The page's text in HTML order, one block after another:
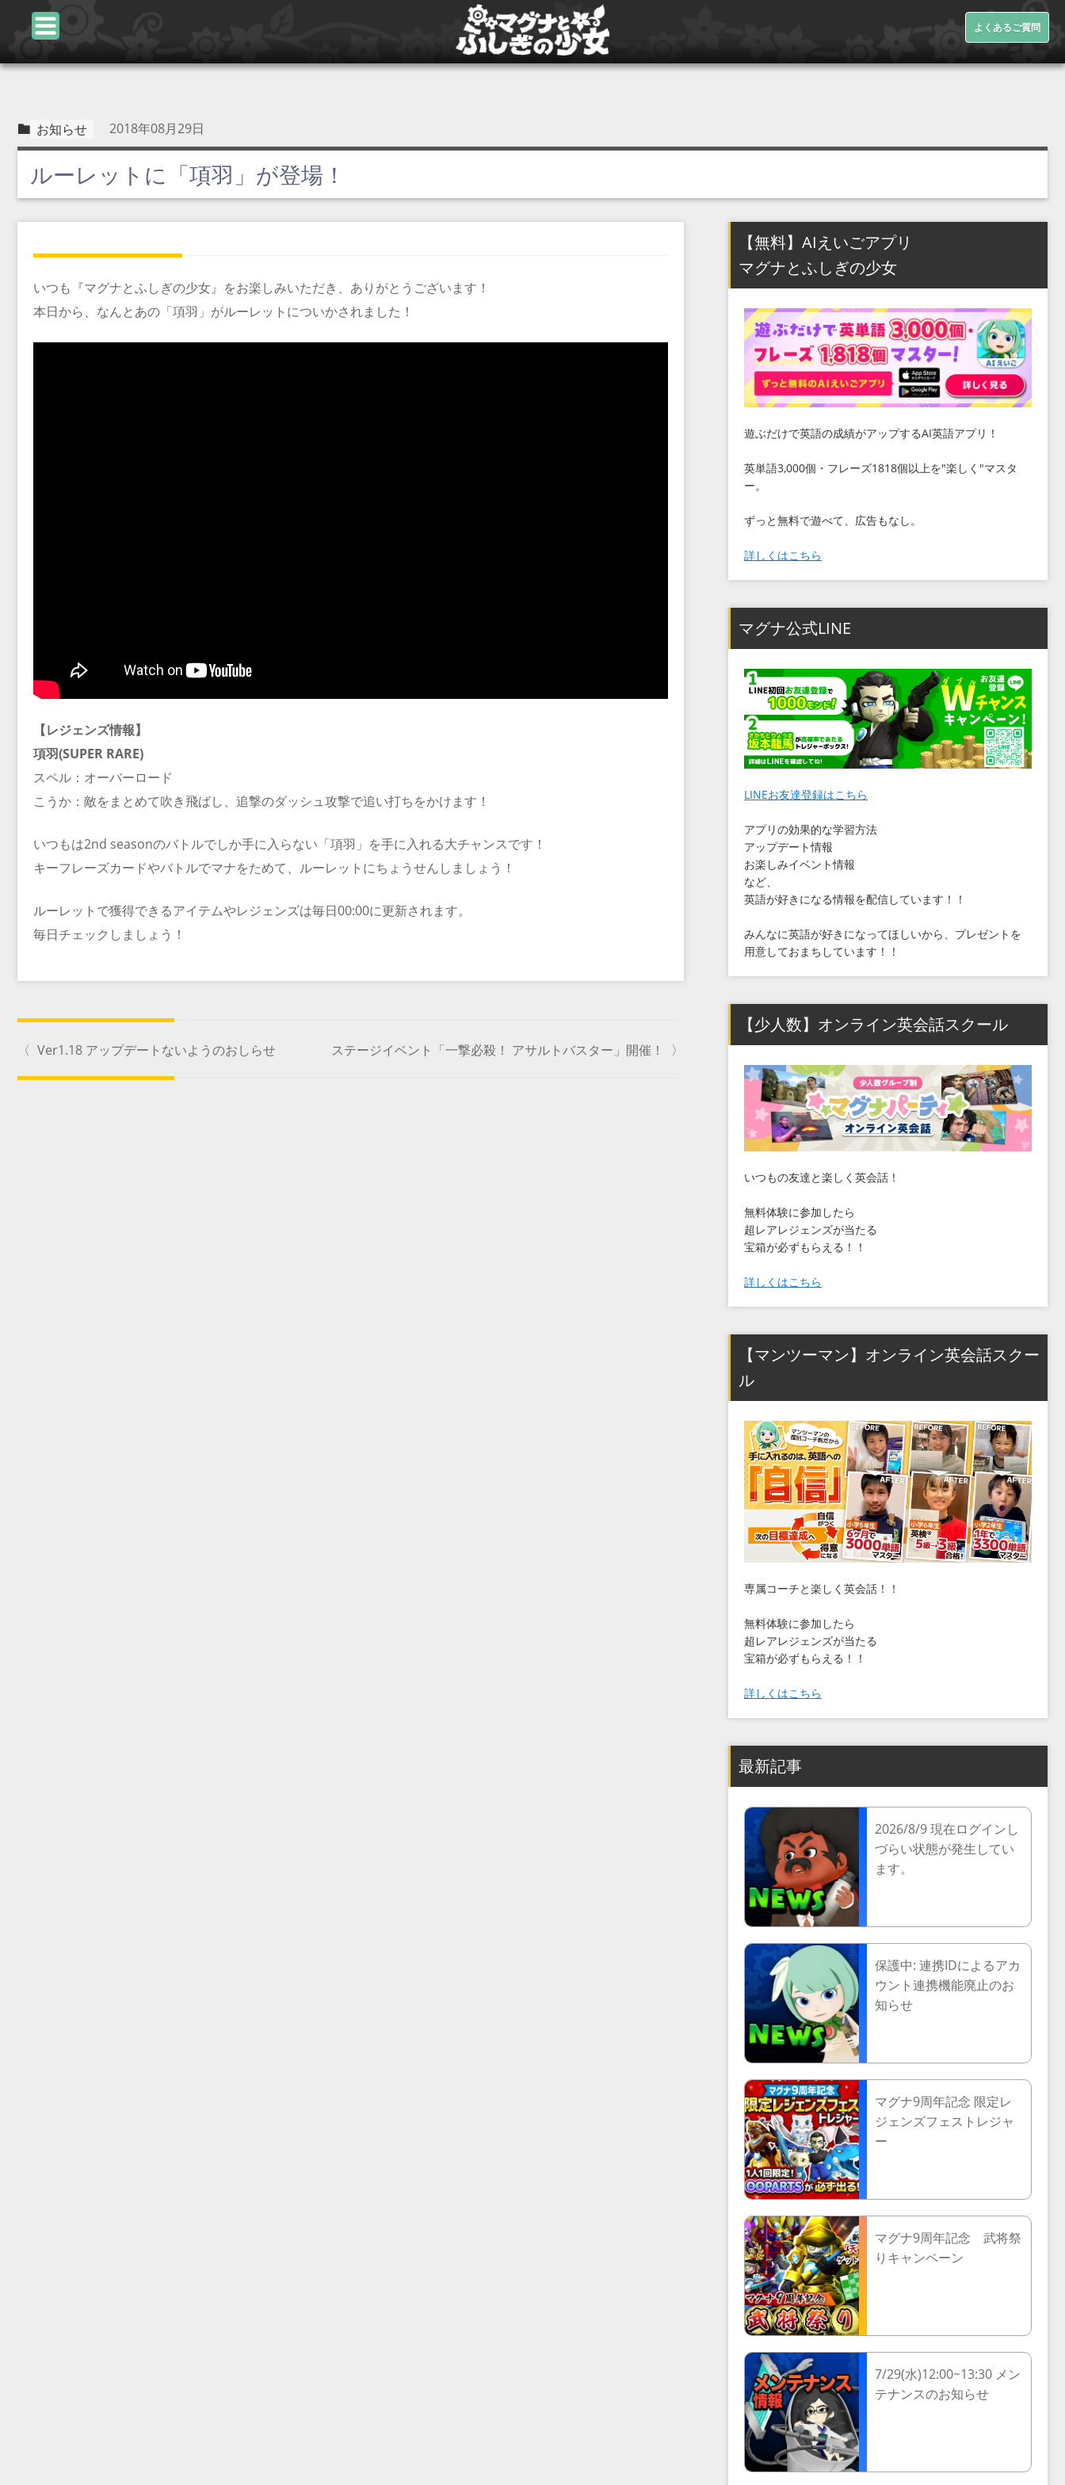
よくあるご質問
お知らせ 2018年08月29日
ルーレットに「項羽」が登場！
いつも『マグナとふしぎの少女』をお楽しみいただき、ありがとうございます！
本日から、なんとあの「項羽」がルーレットについかされました！
【レジェンズ情報】
項羽(SUPER RARE)
スペル：オーバーロード
こうか：敵をまとめて吹き飛ばし、追撃のダッシュ攻撃で追い打ちをかけます！
いつもは2nd seasonのバトルでしか手に入らない「項羽」を手に入れる大チャンスです！
キーフレーズカードやバトルでマナをためて、ルーレットにちょうせんしましょう！
ルーレットで獲得できるアイテムやレジェンズは毎日00:00に更新されます。
毎日チェックしましょう！
〈 Ver1.18 アップデートないようのおしらせ ステージイベント「一撃必殺！ アサルトバスター」開催！ 〉
【無料】AIえいごアプリ
マグナとふしぎの少女
遊ぶだけで英語の成績がアップするAI英語アプリ！
英単語3,000個・フレーズ1818個以上を"楽しく"マスタ
ー。
ずっと無料で遊べて、広告もなし。
詳しくはこちら
マグナ公式LINE
LINEお友達登録はこちら
アプリの効果的な学習方法
アップデート情報
お楽しみイベント情報
など、
英語が好きになる情報を配信しています！！
みんなに英語が好きになってほしいから、プレゼントを
用意しておまちしています！！
【少人数】オンライン英会話スクール
いつもの友達と楽しく英会話！
無料体験に参加したら
超レアレジェンズが当たる
宝箱が必ずもらえる！！
詳しくはこちら
【マンツーマン】オンライン英会話スクー
ル
専属コーチと楽しく英会話！！
無料体験に参加したら
超レアレジェンズが当たる
宝箱が必ずもらえる！！
詳しくはこちら
最新記事
2026/8/9 現在ログインし
づらい状態が発生してい
ます。
保護中: 連携IDによるアカ
ウント連携機能廃止のお
知らせ
マグナ9周年記念 限定レ
ジェンズフェストレジャ
ー
マグナ9周年記念 武将祭
りキャンペーン
7/29(水)12:00~13:30 メン
テナンスのお知らせ